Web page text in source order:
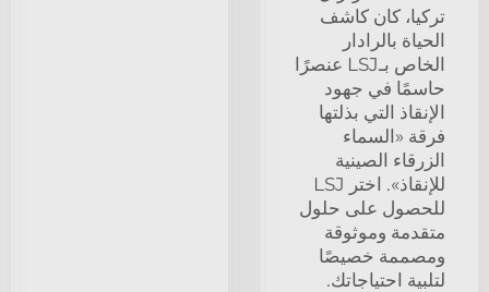
تركيا، كان كاشف
الحياة بالرادار
الخاص بـLSJ عنصرًا
حاسمًا في جهود
الإنقاذ التي بذلتها
فرقة «السماء
الزرقاء الصينية
للإنقاذ». اختر LSJ
للحصول على حلول
متقدمة وموثوقة
ومصممة خصيصًا
لتلبية احتياجاتك.